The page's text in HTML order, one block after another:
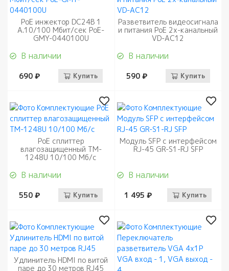
PoE инжектор DC24В 1
A.10/100 Мбит/сек PoE-
GMY-0440100U
В наличии
690 ₽ Купить
Разветвитель видеосигнала
и питания PoE 2х-канальный
VD-AC12
В наличии
590 ₽ Купить
PoE сплиттер
влагозащищенный TM-
1248U 10/100 Мб/с
В наличии
550 ₽ Купить
Модуль SFP с интерфейсом
RJ-45 GR-S1-RJ SFP
В наличии
1 495 ₽ Купить
Удлинитель HDMI по витой
паре до 30 метров RJ45